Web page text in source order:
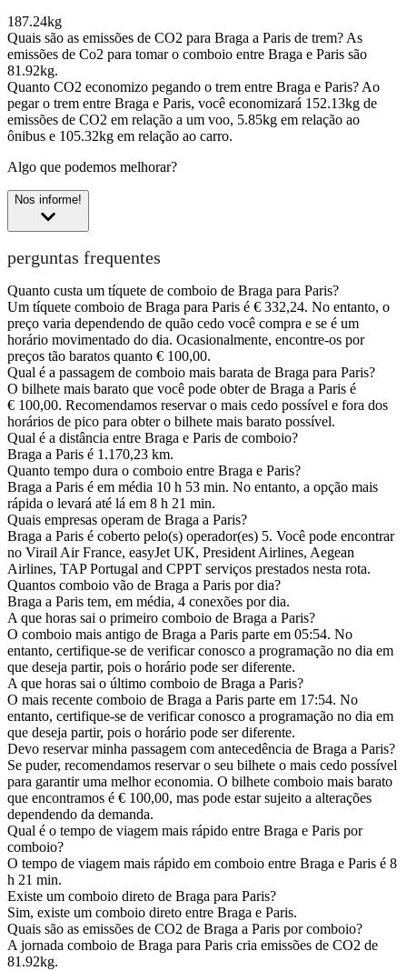
187.24kg
Quais são as emissões de CO2 para Braga a Paris de trem? As
emissões de Co2 para tomar o comboio entre Braga e Paris são
81.92kg.
Quanto CO2 economizo pegando o trem entre Braga e Paris? Ao
pegar o trem entre Braga e Paris, você economizará 152.13kg de
emissões de CO2 em relação a um voo, 5.85kg em relação ao
ônibus e 105.32kg em relação ao carro.
Algo que podemos melhorar?
Nos informe!
perguntas frequentes
Quanto custa um tíquete de comboio de Braga para Paris?
Um tíquete comboio de Braga para Paris é € 332,24. No entanto, o
preço varia dependendo de quão cedo você compra e se é um
horário movimentado do dia. Ocasionalmente, encontre-os por
preços tão baratos quanto € 100,00.
Qual é a passagem de comboio mais barata de Braga para Paris?
O bilhete mais barato que você pode obter de Braga a Paris é
€ 100,00. Recomendamos reservar o mais cedo possível e fora dos
horários de pico para obter o bilhete mais barato possível.
Qual é a distância entre Braga e Paris de comboio?
Braga a Paris é 1.170,23 km.
Quanto tempo dura o comboio entre Braga e Paris?
Braga a Paris é em média 10 h 53 min. No entanto, a opção mais
rápida o levará até lá em 8 h 21 min.
Quais empresas operam de Braga a Paris?
Braga a Paris é coberto pelo(s) operador(es) 5. Você pode encontrar
no Virail Air France, easyJet UK, President Airlines, Aegean
Airlines, TAP Portugal and CPPT serviços prestados nesta rota.
Quantos comboio vão de Braga a Paris por dia?
Braga a Paris tem, em média, 4 conexões por dia.
A que horas sai o primeiro comboio de Braga a Paris?
O comboio mais antigo de Braga a Paris parte em 05:54. No
entanto, certifique-se de verificar conosco a programação no dia em
que deseja partir, pois o horário pode ser diferente.
A que horas sai o último comboio de Braga a Paris?
O mais recente comboio de Braga a Paris parte em 17:54. No
entanto, certifique-se de verificar conosco a programação no dia em
que deseja partir, pois o horário pode ser diferente.
Devo reservar minha passagem com antecedência de Braga a Paris?
Se puder, recomendamos reservar o seu bilhete o mais cedo possível
para garantir uma melhor economia. O bilhete comboio mais barato
que encontramos é € 100,00, mas pode estar sujeito a alterações
dependendo da demanda.
Qual é o tempo de viagem mais rápido entre Braga e Paris por
comboio?
O tempo de viagem mais rápido em comboio entre Braga e Paris é 8
h 21 min.
Existe um comboio direto de Braga para Paris?
Sim, existe um comboio direto entre Braga e Paris.
Quais são as emissões de CO2 de Braga a Paris por comboio?
A jornada comboio de Braga para Paris cria emissões de CO2 de
81.92kg.